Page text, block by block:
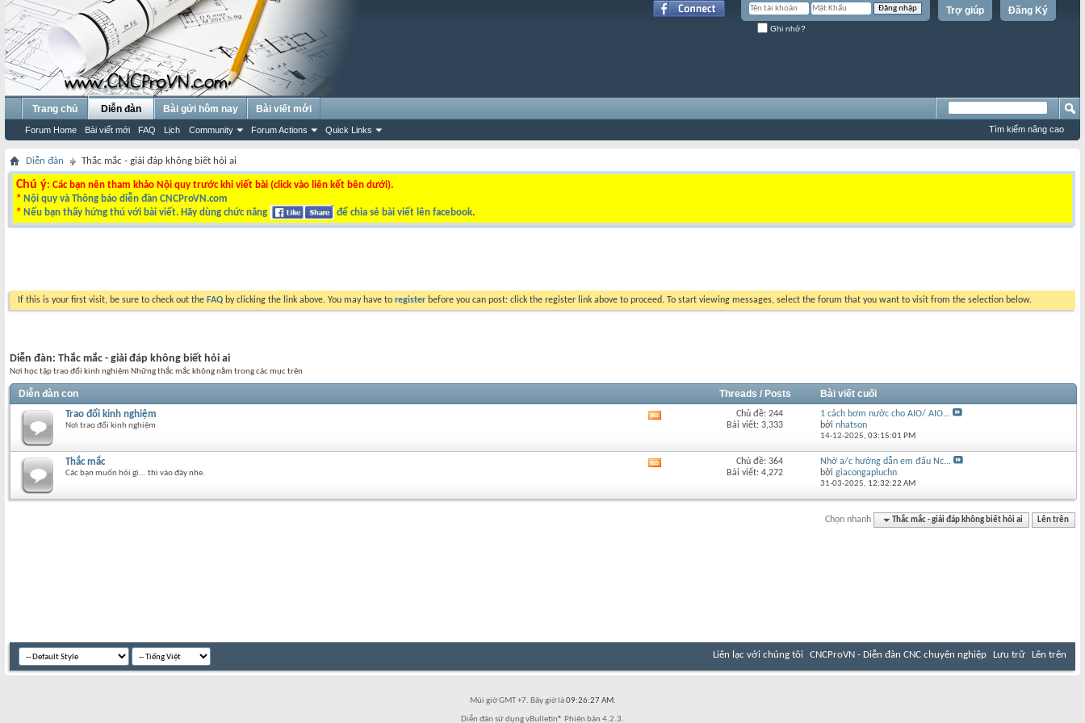
Đăng Ký
Trợ giúp
Ghi nhớ?
Trang chủ Diễn đàn
Forum Home Bài viết mới FAQ Lịch Community Forum Actions Quick Links
Bài gửi hôm nay Bài viết mới
Tìm kiếm nâng cao
Diễn đàn Thắc mắc - giải đáp không biết hỏi ai
Chú ý: Các bạn nên tham khảo Nội quy trước khi viết bài (click vào liên kết bên dưới).
* Nội quy và Thông báo diễn đàn CNCProVN.com
* Nếu bạn thấy hứng thú với bài viết. Hãy dùng chức năng để chia sẻ bài viết lên facebook.
If this is your first visit, be sure to check out the FAQ by clicking the link above. You may have to register before you can post: click the register link above to proceed. To start viewing messages, select the forum that you want to visit from the selection below.
Diễn đàn: Thắc mắc - giải đáp không biết hỏi ai
Nơi học tập trao đổi kinh nghiệm Những thắc mắc không nằm trong các mục trên
Diễn đàn con Threads / Posts Bài viết cuối
Trao đổi kinh nghiệm
Nơi trao đổi kinh nghiệm
diễn
Chủ đề: 244
Bài viết: 3,333
1 cách bơm nước cho AIO/ AIO...
bởinhatson
14-12-2025,03:15:01 PM
Thắc mắc
Các bạn muốn hỏi gì... thì vào đây nhe.
diễn
Chủ đề: 364
Bài viết: 4,272
Nhờ a/c hướng dẫn em đấu Nc...
bởigiacongapluchn
31-03-2025, 12:32:22 AM
Chọn nhanh Thắc mắc - giải đáp không biết hỏi ai Lên trên
Liên lạc với chúng tôi CNCProVN - Diễn đàn CNC chuyên nghiệp Lưu trữ Lên trên
Múi giờ GMT +7. Bây giờ là09:26:27 AM.
Diễn đàn sử dụng vBulletin® Phiên bản 4.2.3.